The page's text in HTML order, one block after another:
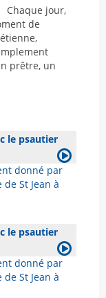
Chaque jour,
de
prêtre, un
le psautier
donné par
St Jean à
le psautier
donné par
St Jean à